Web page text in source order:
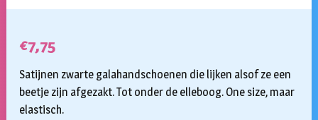
€7,75
Satijnen zwarte galahandschoenen die lijken alsof ze een
beetje zijn afgezakt. Tot onder de elleboog. One size, maar
elastisch.